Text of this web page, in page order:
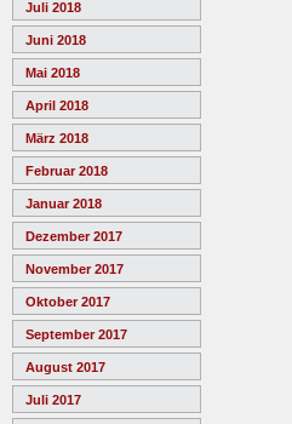
Juli 2018
Juni 2018
Mai 2018
April 2018
März 2018
Februar 2018
Januar 2018
Dezember 2017
November 2017
Oktober 2017
September 2017
August 2017
Juli 2017